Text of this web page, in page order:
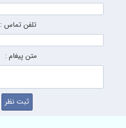
تلفن تماس :
متن پیغام :